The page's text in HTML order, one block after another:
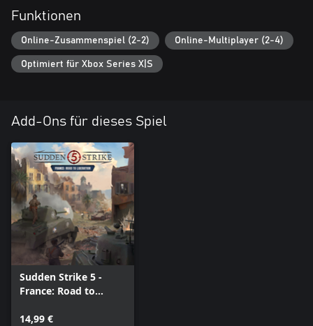
Funktionen
Online-Zusammenspiel (2-2) Online-Multiplayer (2-4)
Optimiert für Xbox Series X|S
Add-Ons für dieses Spiel
Sudden Strike 5 -
France: Road to
14,99 €